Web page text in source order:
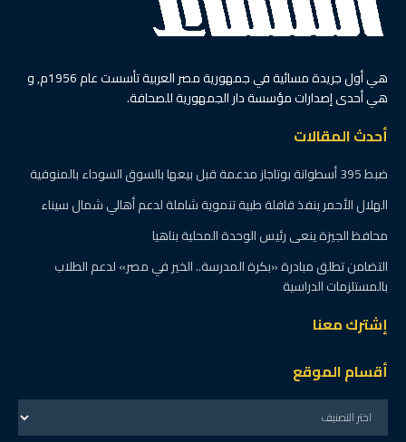
هي أول جريدة مسائية في جمهورية مصر العربية تأسست عام 1956م, و
هي أحدى إصدارات مؤسسة دار الجمهورية للصحافة.
أحدث المقالات
ضبط 395 أسطوانة بوتاجاز مدعمة قبل بيعها بالسوق السوداء بالمنوفية
الهلال الأحمر ينفذ قافلة طبية تنموية شاملة لدعم أهالي شمال سيناء
محافظ الجيزة ينعى رئيس الوحدة المحلية بناهيا
التضامن تطلق مبادرة «بكرة المدرسة.. الخير في مصر» لدعم الطلاب
بالمستلزمات الدراسية
إشترك معنا
أقسام الموقع